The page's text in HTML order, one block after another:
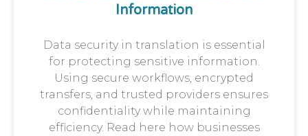
Information
Data security in translation is essential
for protecting sensitive information.
Using secure workflows, encrypted
transfers, and trusted providers ensures
confidentiality while maintaining
efficiency. Read here how businesses